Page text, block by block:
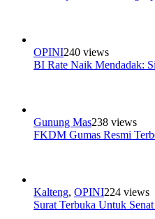
OPINI240 views
BI Rate Naik Mendadak:
Gunung Mas238 views
FKDM Gumas Resmi
Kalteng, OPINI224 views
Surat Terbuka Untuk